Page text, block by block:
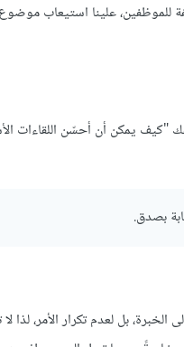
للموظفين، علينا استيعاب
"كيف يمكن أن أحسّن اللقاءات
بصدق.
الخبرة، بل لعدم تكرار الأمر،